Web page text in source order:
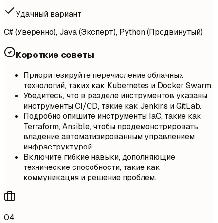
Удачный вариант
C# (Уверенно), Java (Эксперт), Python (Продвинутый)
Короткие советы
Приоритезируйте перечисление облачных
технологий, таких как Kubernetes и Docker Swarm.
Убедитесь, что в разделе инструментов указаны
инструменты CI/CD, такие как Jenkins и GitLab.
Подробно опишите инструменты IaC, такие как
Terraform, Ansible, чтобы продемонстрировать
владение автоматизированным управлением
инфраструктурой.
Включите гибкие навыки, дополняющие
технические способности, такие как
коммуникация и решение проблем.
04